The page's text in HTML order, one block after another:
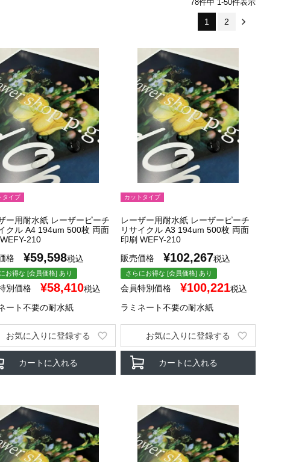
78件中 1 -50件表示
1 2
タイプ
ー用耐水紙 レーザーピーチ
クル A4 194um 500枚 両面
210
格
¥59,598税込
お得な [会員価格] あり
別価格 ¥58,410税込
ート不要の耐水紙
カートに入れる
お気に入りに登録する
カットタイプ
レーザー用耐水紙 レーザーピーチ
リサイクル A3 194um 500枚 両面
印刷 WEFY-210
販売価格
¥102,267税込
さらにお得な [会員価格] あり
会員特別価格 ¥100,221税込
ラミネート不要の耐水紙
カートに入れる
お気に入りに登録する